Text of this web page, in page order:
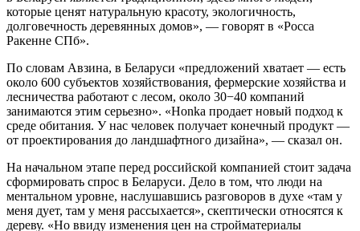
которые ценят натуральную красоту, экологичность,
долговечность деревянных домов», — говорят в «Росса
Ракенне СПб».
По словам Авзина, в Беларуси «предложений хватает — есть
около 600 субъектов хозяйствования, фермерские хозяйства и
лесничества работают с лесом, около 30−40 компаний
занимаются этим серьезно». «Honka продает новый подход к
среде обитания. У нас человек получает конечный продукт —
от проектирования до ландшафтного дизайна», — сказал он.
На начальном этапе перед российской компанией стоит задача
сформировать спрос в Беларуси. Дело в том, что люди на
ментальном уровне, наслушавшись разговоров в духе «там у
меня дует, там у меня рассыхается», скептически относятся к
дереву. «Но ввиду изменения цен на стройматериалы